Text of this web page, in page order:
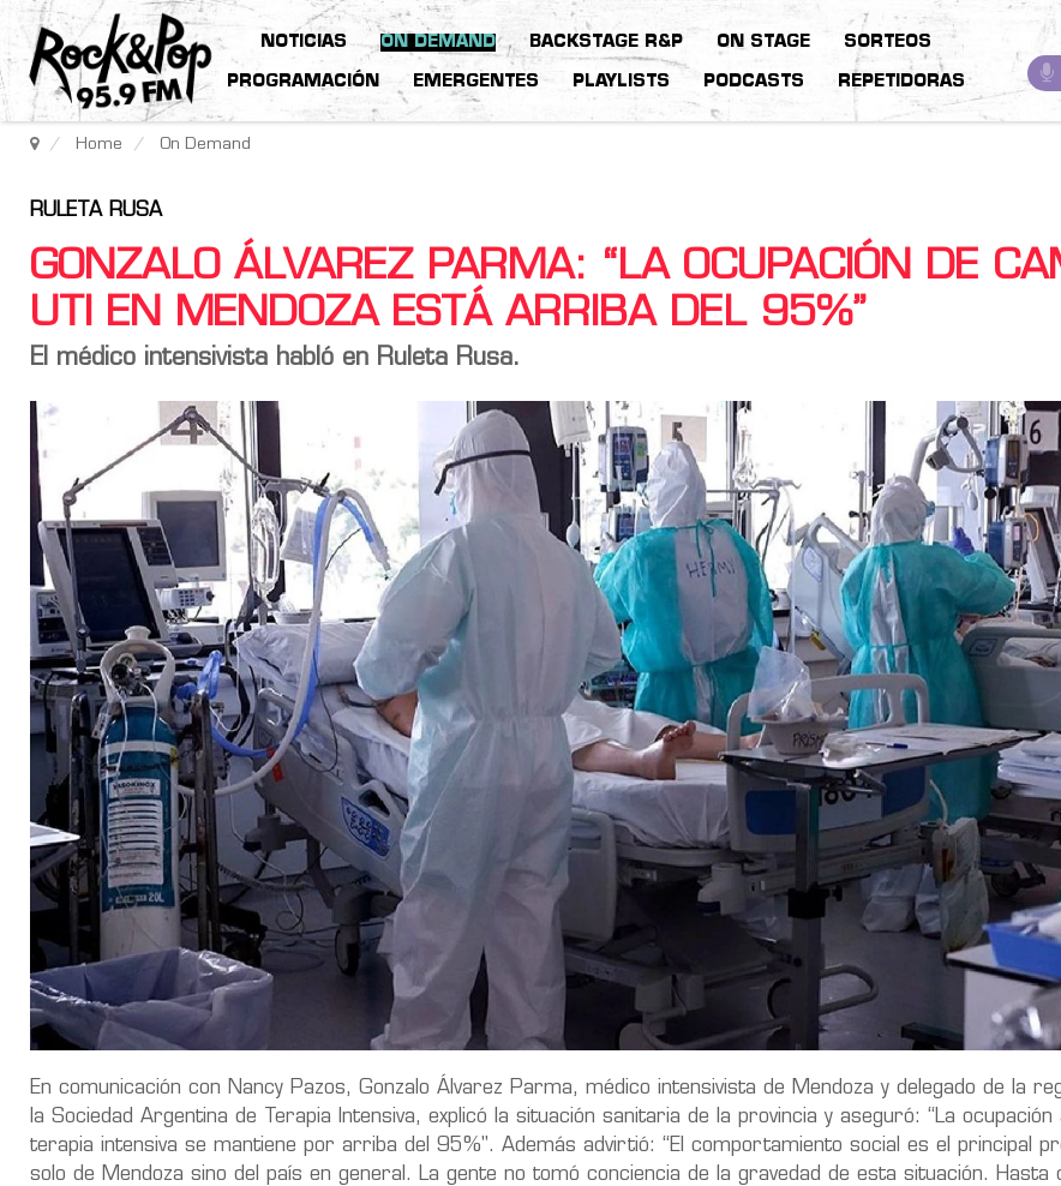
NOTICIAS ON DEMAND BACKSTAGE R&P ON STAGE SORTEOS
PROGRAMACIÓN EMERGENTES PLAYLISTS PODCASTS REPETIDORAS
Home On Demand
RULETA RUSA
GONZALO ÁLVAREZ PARMA: “LA OCUPACIÓN DE
UTI EN MENDOZA ESTÁ ARRIBA DEL 95%”
El médico intensivista habló en Ruleta Rusa.
En comunicación con Nancy Pazos, Gonzalo Álvarez Parma, médico intensivista de Mendoza y delegado de la
la Sociedad Argentina de Terapia Intensiva, explicó la situación sanitaria de la provincia y aseguró: “La ocupación
terapia intensiva se mantiene por arriba del 95%". Además advirtió: “El comportamiento social es el principal
solo de Mendoza sino del país en general. La gente no tomó conciencia de la gravedad de esta situación. Hasta